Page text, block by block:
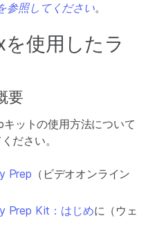
参照してください。
使用したラ
要
ットの使用方法について
ださい。
Prep （ビデオオンライン
Prep Kit：はじめに（ウェ